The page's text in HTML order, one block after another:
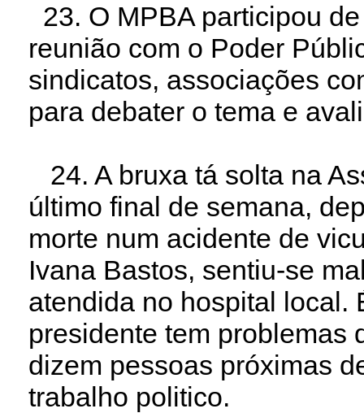
23. O MPBA participou
reunião com o Poder
sindicatos, associações
para debater o tema e
24. A bruxa tá solta na
último final de semana,
morte num acidente de
Ivana Bastos, sentiu-se
atendida no hospital local.
presidente tem problemas
dizem pessoas próximas
trabalho politico.